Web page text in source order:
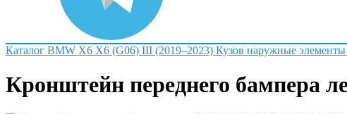
Каталог BMW X6 X6 (G06) III (2019–2023) Кузов наружные элементы
Кронштейн переднего бампера